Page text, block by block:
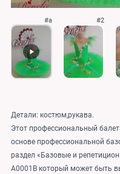
#a #2
Детали: костюм,рукава.
Этот профессиональный
основе профессиональной
раздел «Базовые и
A0001B который может быть